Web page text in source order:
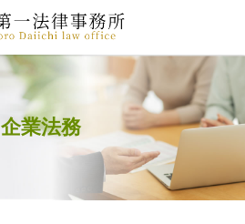
企業法務